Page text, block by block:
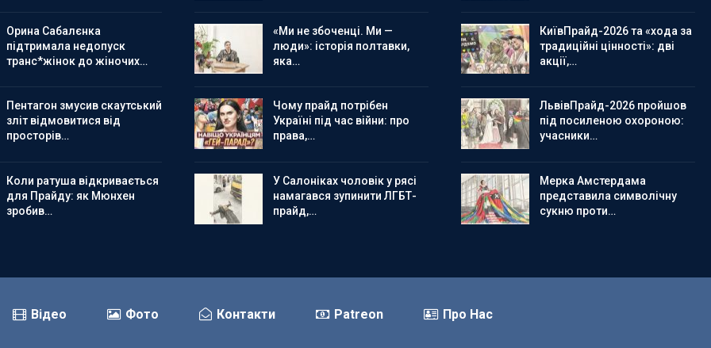
Орина Сабалєнка
підтримала недопуск
транс*жінок до жіночих…
Пентагон змусив скаутський
зліт відмовитися від
просторів…
Коли ратуша відкривається
для Прайду: як Мюнхен
зробив…
«Ми не збоченці. Ми —
люди»: історія полтавки,
яка…
Чому прайд потрібен
Україні під час війни: про
права,…
У Салоніках чоловік у рясі
намагався зупинити ЛГБТ-
прайд,…
КиївПрайд-2026 та «хода за
традиційні цінності»: дві
акції,…
ЛьвівПрайд-2026 пройшов
під посиленою охороною:
учасники…
Мерка Амстердама
представила символічну
сукню проти…
Відео Фото Контакти Patreon Про Нас